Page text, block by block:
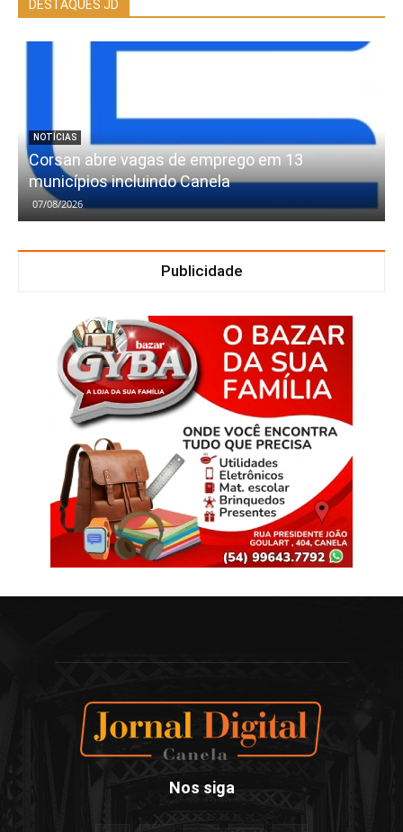
DESTAQUES JD
NOTÍCIAS
Corsan abre vagas de emprego em 13
municípios incluindo Canela
07/08/2026
Publicidade
Nos siga